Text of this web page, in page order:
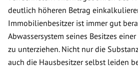
deutlich höheren Betrag
Immobilienbesitzer ist immer gut
Abwassersystem seines Besitzes
zu unterziehen. Nicht nur die
auch die Hausbesitzer selbst leiden